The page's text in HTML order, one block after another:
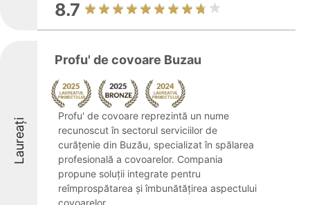
8.7
Laureați
Profu' de covoare Buzau
Profu' de covoare reprezintă un nume
recunoscut în sectorul serviciilor de
curățenie din Buzău, specializat în spălarea
profesională a covoarelor. Compania
propune soluții integrate pentru
reîmprospătarea și îmbunătățirea aspectului
covoarelor, ...